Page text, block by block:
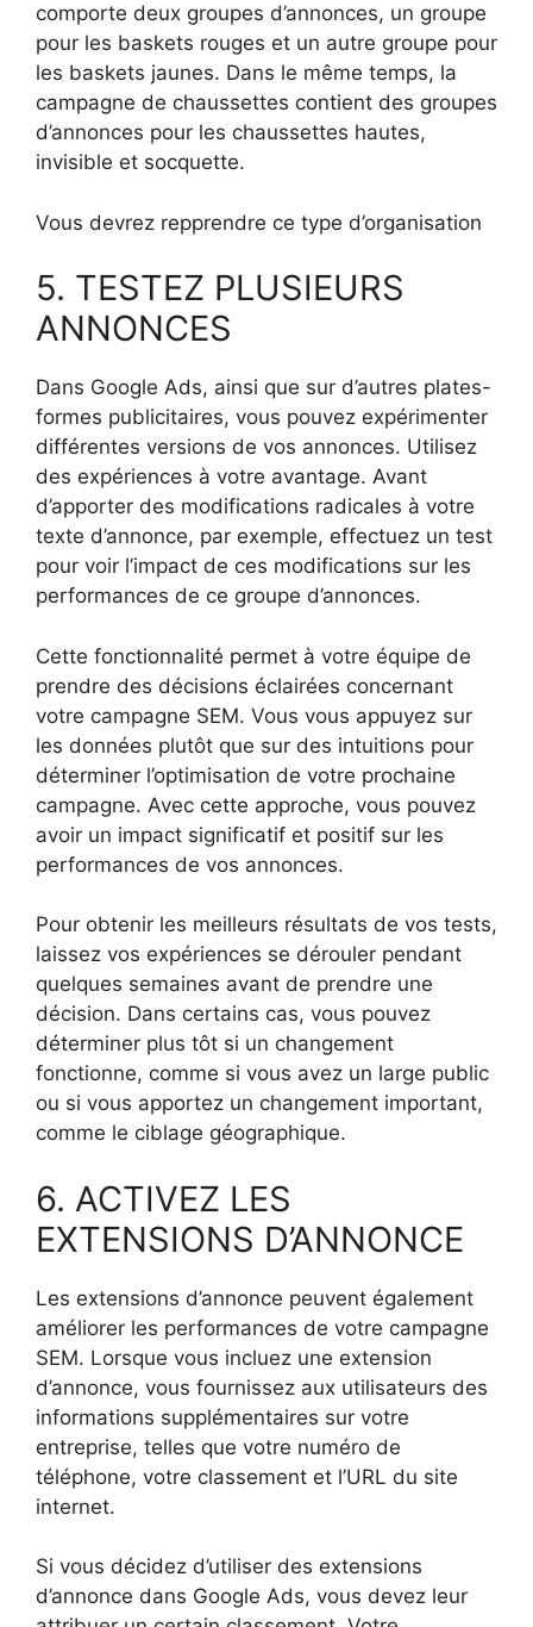
comporte deux groupes d’annonces, un groupe
pour les baskets rouges et un autre groupe pour
les baskets jaunes. Dans le même temps, la
campagne de chaussettes contient des groupes
d’annonces pour les chaussettes hautes,
invisible et socquette.
Vous devrez repprendre ce type d’organisation
5. TESTEZ PLUSIEURS
ANNONCES
Dans Google Ads, ainsi que sur d’autres plates-
formes publicitaires, vous pouvez expérimenter
différentes versions de vos annonces. Utilisez
des expériences à votre avantage. Avant
d’apporter des modifications radicales à votre
texte d’annonce, par exemple, effectuez un test
pour voir l’impact de ces modifications sur les
performances de ce groupe d’annonces.
Cette fonctionnalité permet à votre équipe de
prendre des décisions éclairées concernant
votre campagne SEM. Vous vous appuyez sur
les données plutôt que sur des intuitions pour
déterminer l’optimisation de votre prochaine
campagne. Avec cette approche, vous pouvez
avoir un impact significatif et positif sur les
performances de vos annonces.
Pour obtenir les meilleurs résultats de vos tests,
laissez vos expériences se dérouler pendant
quelques semaines avant de prendre une
décision. Dans certains cas, vous pouvez
déterminer plus tôt si un changement
fonctionne, comme si vous avez un large public
ou si vous apportez un changement important,
comme le ciblage géographique.
6. ACTIVEZ LES
EXTENSIONS D’ANNONCE
Les extensions d’annonce peuvent également
améliorer les performances de votre campagne
SEM. Lorsque vous incluez une extension
d’annonce, vous fournissez aux utilisateurs des
informations supplémentaires sur votre
entreprise, telles que votre numéro de
téléphone, votre classement et l’URL du site
internet.
Si vous décidez d’utiliser des extensions
d’annonce dans Google Ads, vous devez leur